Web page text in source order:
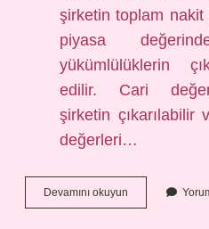
şirketin toplam nakit
piyasa
yükümlülüklerin
edilir. Cari değer
şirketin çıkarılabilir
değerleri…
Devamını okuyun
değeri